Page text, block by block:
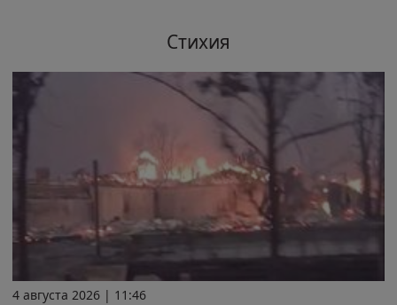
Стихия
4 августа 2026 | 11:46